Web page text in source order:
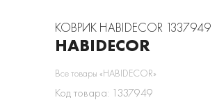
КОВРИК HABIDECOR 1337949
HABIDECOR
Все товары «HABIDECOR»
Код товара: 1337949